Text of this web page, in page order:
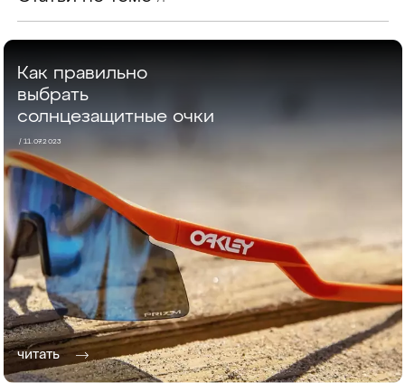
Как правильно
выбрать
солнцезащитные очки
/ 11.07.2023
читать